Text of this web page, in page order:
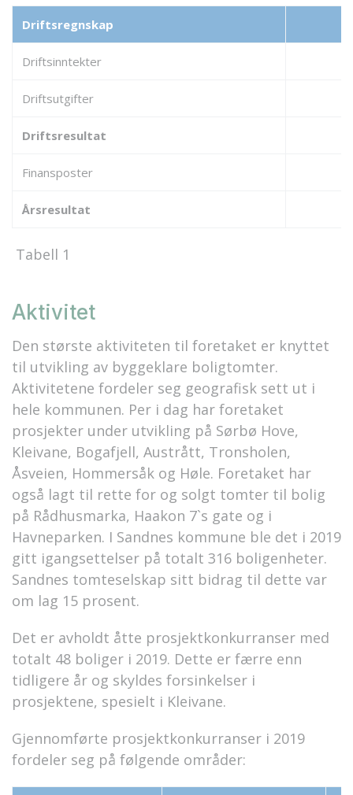
Driftsregnskap
Driftsinntekter
Driftsutgifter
Driftsresultat
Finansposter
Årsresultat
Tabell 1
Aktivitet
Den største aktiviteten til foretaket er knyttet
til utvikling av byggeklare boligtomter.
Aktivitetene fordeler seg geografisk sett ut i
hele kommunen. Per i dag har foretaket
prosjekter under utvikling på Sørbø Hove,
Kleivane, Bogafjell, Austrått, Tronsholen,
Åsveien, Hommersåk og Høle. Foretaket har
også lagt til rette for og solgt tomter til bolig
på Rådhusmarka, Haakon 7`s gate og i
Havneparken. I Sandnes kommune ble det i 2019
gitt igangsettelser på totalt 316 boligenheter.
Sandnes tomteselskap sitt bidrag til dette var
om lag 15 prosent.
Det er avholdt åtte prosjektkonkurranser med
totalt 48 boliger i 2019. Dette er færre enn
tidligere år og skyldes forsinkelser i
prosjektene, spesielt i Kleivane.
Gjennomførte prosjektkonkurranser i 2019
fordeler seg på følgende områder: